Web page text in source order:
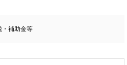
・補助金等